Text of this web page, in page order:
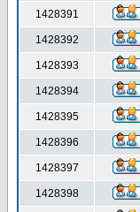
1428391
1428392
1428393
1428394
1428395
1428396
1428397
1428398